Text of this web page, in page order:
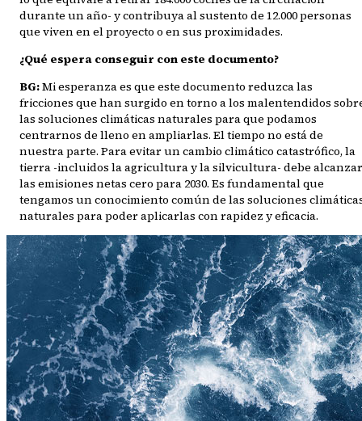
durante un año- y contribuya al sustento de 12.000 personas
que viven en el proyecto o en sus proximidades.
¿Qué espera conseguir con este documento?
BG:Mi esperanza es que este documento reduzca las
fricciones que han surgido en torno a los malentendidos
las soluciones climáticas naturales para que podamos
centrarnos de lleno en ampliarlas. El tiempo no está de
nuestra parte. Para evitar un cambio climático catastrófico, la
tierra -incluidos la agricultura y la silvicultura- debe alcanzar
las emisiones netas cero para 2030. Es fundamental que
tengamos un conocimiento común de las soluciones
naturales para poder aplicarlas con rapidez y eficacia.